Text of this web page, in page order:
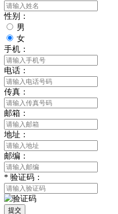
性别：
男
女
手机：
电话：
传真：
邮箱：
地址：
邮编：
* 验证码：
提交